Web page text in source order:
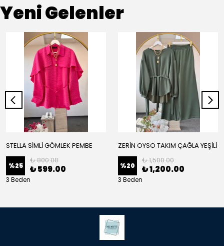
Yeni Gelenler
STELLA SİMLİ GÖMLEK PEMBE
%25
₺ 800.00
₺ 599.00
3 Beden
ZERİN OYSO TAKIM ÇAĞLA YEŞİLİ
%20
₺ 1,500.00
₺ 1,200.00
3 Beden